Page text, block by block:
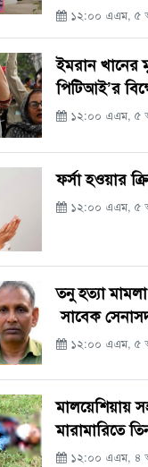
১২:০০ এএম, ৫
ইমরান খানের
পিটিআই’র
১২:০০ এএম, ৫
ফর্সা হওয়ার
১২:০০ এএম, ৫
তনু হত্যা
সাবেক
১২:০০ এএম, ৫
মালয়েশিয়ায়
মারামারিতে
১২:০০ এএম, ৪